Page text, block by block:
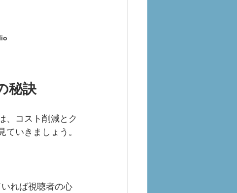
秘訣
、コスト削減とク
いきましょう。
れば視聴者の心